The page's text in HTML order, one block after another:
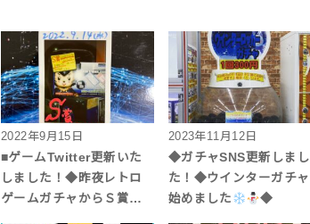
2022年9月15日
■ゲームTwitter更新いた
しました！◆昨夜レトロ
ゲームガチャからＳ賞…
2023年11月12日
◆ガチャSNS更新しまし
た！◆ウインターガチャ
始めました
◆